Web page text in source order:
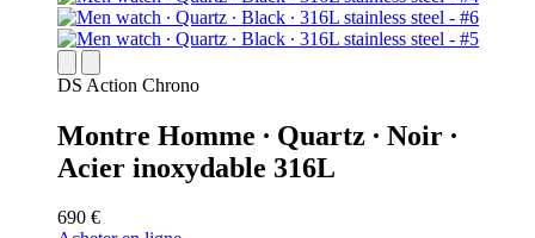
DS Action Chrono
Montre Homme ∙ Quartz ∙ Noir ∙
Acier inoxydable 316L
690 €